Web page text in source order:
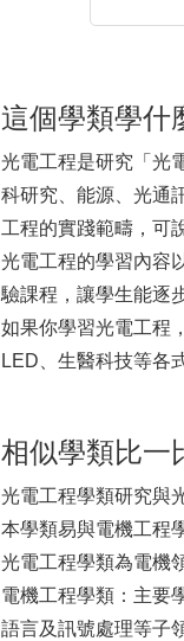
這個學類學什
光電工程是研究「光
科研究、能源、光通
工程的實踐範疇，可
光電工程的學習內容
驗課程，讓學生能逐
如果你學習光電工程
LED、生醫科技等各
相似學類比一
光電工程學類研究與
本學類易與電機工程
光電工程學類為電機
電機工程學類：主要
語言及訊號處理等子